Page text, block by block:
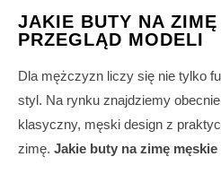
JAKIE BUTY NA
PRZEGLĄD MODELI
Dla mężczyzn liczy się nie tylko
styl. Na rynku znajdziemy
klasyczny, męski design z
zimę. Jakie buty na zimę męskie